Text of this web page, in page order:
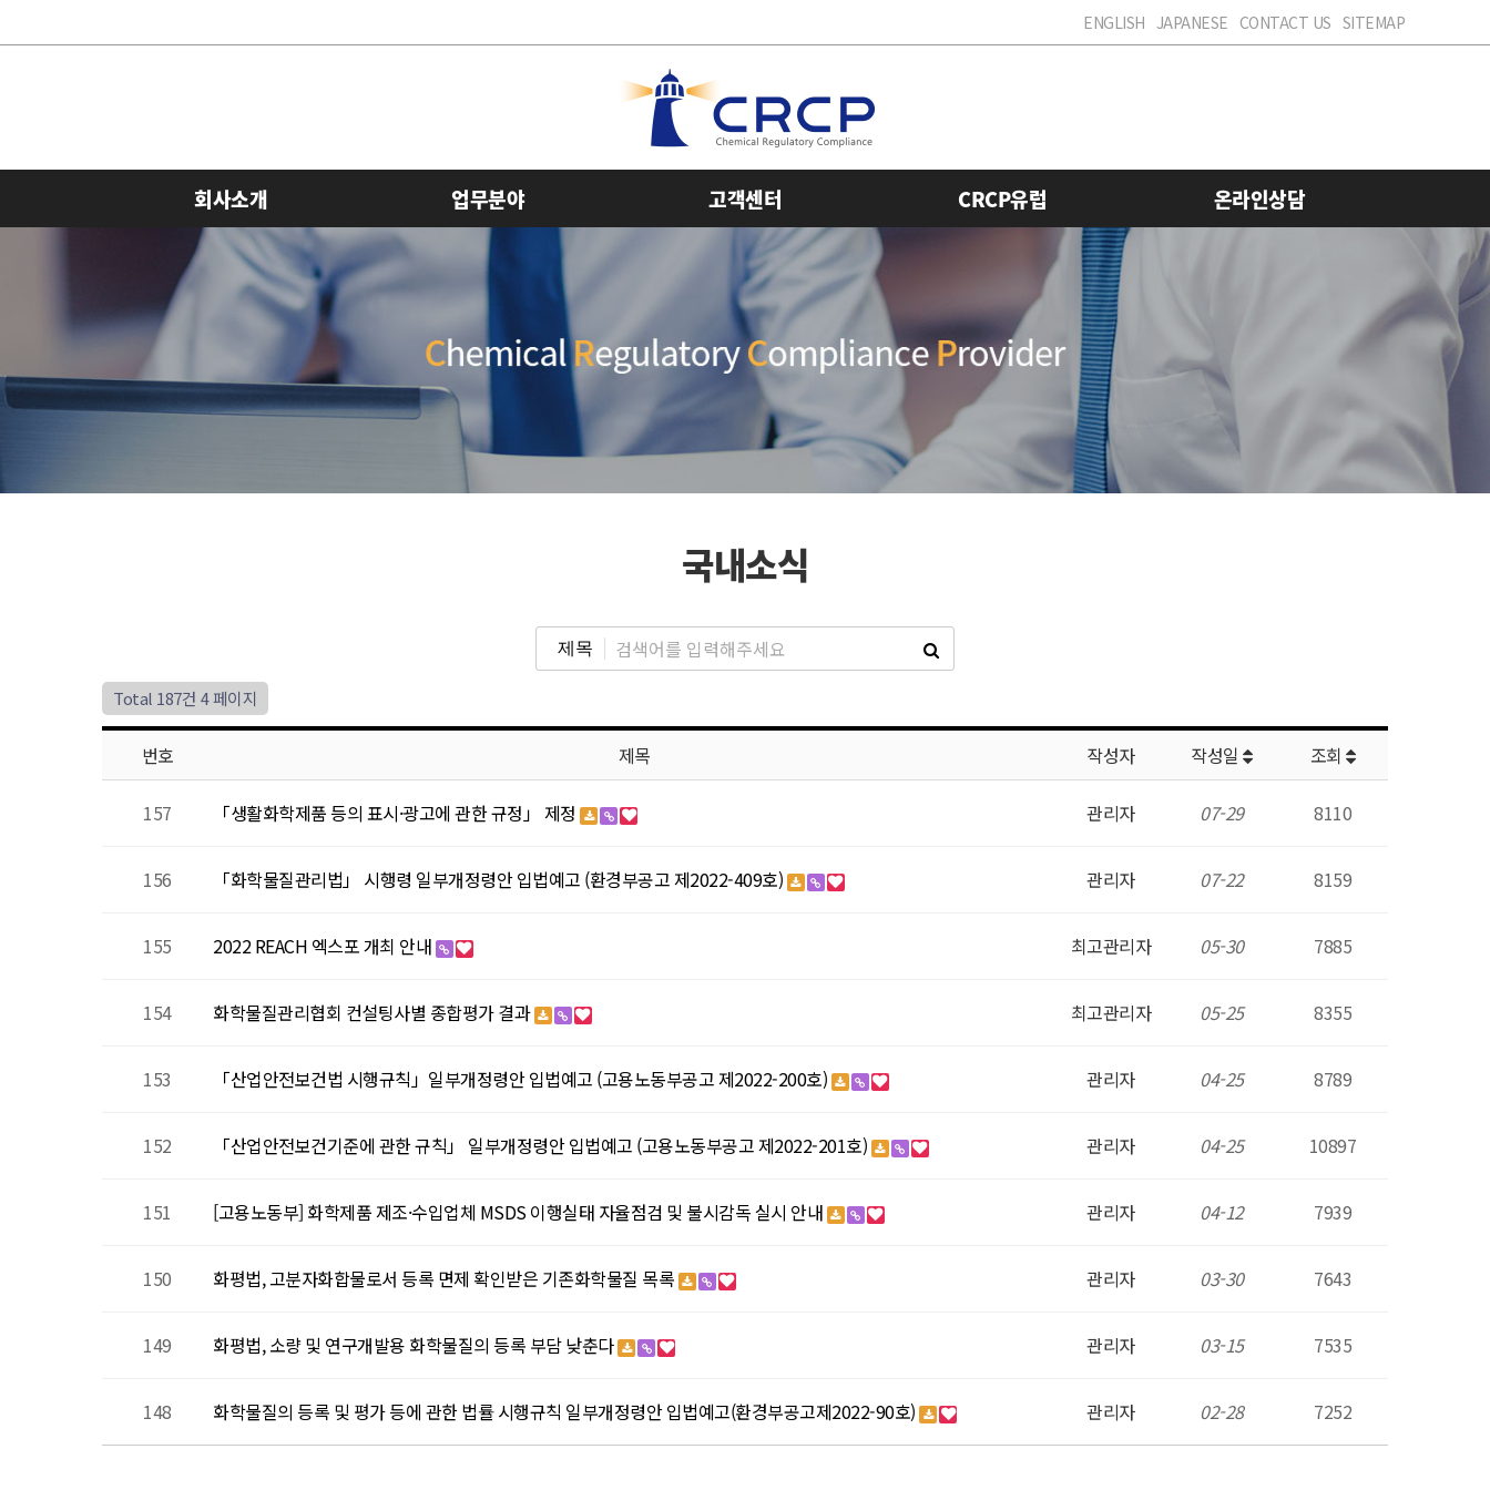
ENGLISH JAPANESE CONTACT US SITEMAP
회사소개 업무분야 고객센터 CRCP유럽 온라인상담
국내소식
Total 187건 4 페이지
번호 제목 작성자 작성일 조회
157 「생활화학제품 등의 표시·광고에 관한 규정」 제정 관리자 07-29 8110
156 「화학물질관리법」 시행령 일부개정령안 입법예고 (환경부공고 제2022-409호) 관리자 07-22 8159
155 2022 REACH 엑스포 개최 안내 최고관리자 05-30 7885
154 화학물질관리협회 컨설팅사별 종합평가 결과 최고관리자 05-25 8355
153 「산업안전보건법 시행규칙」일부개정령안 입법예고 (고용노동부공고 제2022-200호) 관리자 04-25 8789
152 「산업안전보건기준에 관한 규칙」 일부개정령안 입법예고 (고용노동부공고 제2022-201호) 관리자 04-25 10897
151 [고용노동부] 화학제품 제조·수입업체 MSDS 이행실태 자율점검 및 불시감독 실시 안내 관리자 04-12 7939
150 화평법, 고분자화합물로서 등록 면제 확인받은 기존화학물질 목록 관리자 03-30 7643
149 화평법, 소량 및 연구개발용 화학물질의 등록 부담 낮춘다 관리자 03-15 7535
148 화학물질의 등록 및 평가 등에 관한 법률 시행규칙 일부개정령안 입법예고(환경부공고제2022-90호) 관리자 02-28 7252